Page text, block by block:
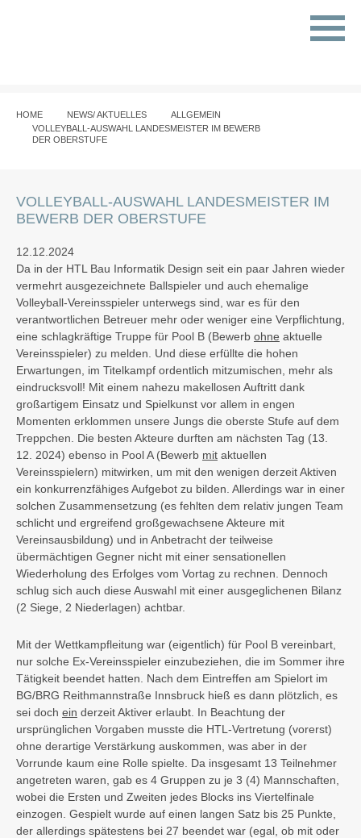
HOME NEWS/ AKTUELLES
ALLGEMEIN
VOLLEYBALL-AUSWAHL LANDESMEISTER IM BEWERB
DER OBERSTUFE
VOLLEYBALL-AUSWAHL LANDESMEISTER IM
BEWERB DER OBERSTUFE
12.12.2024
Da in der HTL Bau Informatik Design seit ein paar Jahren wieder
vermehrt ausgezeichnete Ballspieler und auch ehemalige
Volleyball-Vereinsspieler unterwegs sind, war es für den
verantwortlichen Betreuer mehr oder weniger eine Verpflichtung,
eine schlagkräftige Truppe für Pool B (Bewerb ohne aktuelle
Vereinsspieler) zu melden. Und diese erfüllte die hohen
Erwartungen, im Titelkampf ordentlich mitzumischen, mehr als
eindrucksvoll! Mit einem nahezu makellosen Auftritt dank
großartigem Einsatz und Spielkunst vor allem in engen
Momenten erklommen unsere Jungs die oberste Stufe auf dem
Treppchen. Die besten Akteure durften am nächsten Tag (13.
12. 2024) ebenso in Pool A (Bewerb mit aktuellen
Vereinsspielern) mitwirken, um mit den wenigen derzeit Aktiven
ein konkurrenzfähiges Aufgebot zu bilden. Allerdings war in einer
solchen Zusammensetzung (es fehlten dem relativ jungen Team
schlicht und ergreifend großgewachsene Akteure mit
Vereinsausbildung) und in Anbetracht der teilweise
übermächtigen Gegner nicht mit einer sensationellen
Wiederholung des Erfolges vom Vortag zu rechnen. Dennoch
schlug sich auch diese Auswahl mit einer ausgeglichenen Bilanz
(2 Siege, 2 Niederlagen) achtbar.
Mit der Wettkampfleitung war (eigentlich) für Pool B vereinbart,
nur solche Ex-Vereinsspieler einzubeziehen, die im Sommer ihre
Tätigkeit beendet hatten. Nach dem Eintreffen am Spielort im
BG/BRG Reithmannstraße Innsbruck hieß es dann plötzlich, es
sei doch ein derzeit Aktiver erlaubt. In Beachtung der
ursprünglichen Vorgaben musste die HTL-Vertretung (vorerst)
ohne derartige Verstärkung auskommen, was aber in der
Vorrunde kaum eine Rolle spielte. Da insgesamt 13 Teilnehmer
angetreten waren, gab es 4 Gruppen zu je 3 (4) Mannschaften,
wobei die Ersten und Zweiten jedes Blocks ins Viertelfinale
einzogen. Gespielt wurde auf einen langen Satz bis 25 Punkte,
der allerdings spätestens bei 27 beendet war (egal, ob mit oder